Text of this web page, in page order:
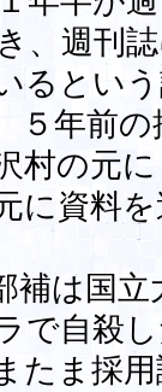
、週刊
るとい
５年前
村の元
に資料
は国立
で自殺
たま採